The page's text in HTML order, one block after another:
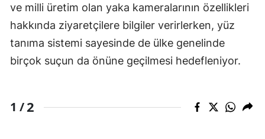
ve milli üretim olan yaka kameralarının özellikleri
hakkında ziyaretçilere bilgiler verirlerken, yüz
tanıma sistemi sayesinde de ülke genelinde
birçok suçun da önüne geçilmesi hedefleniyor.
1 /2